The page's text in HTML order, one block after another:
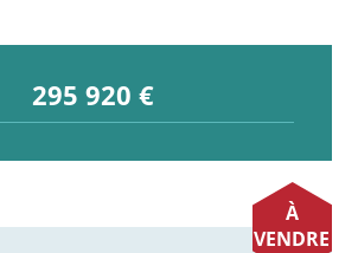
295 920 €
À
VENDRE